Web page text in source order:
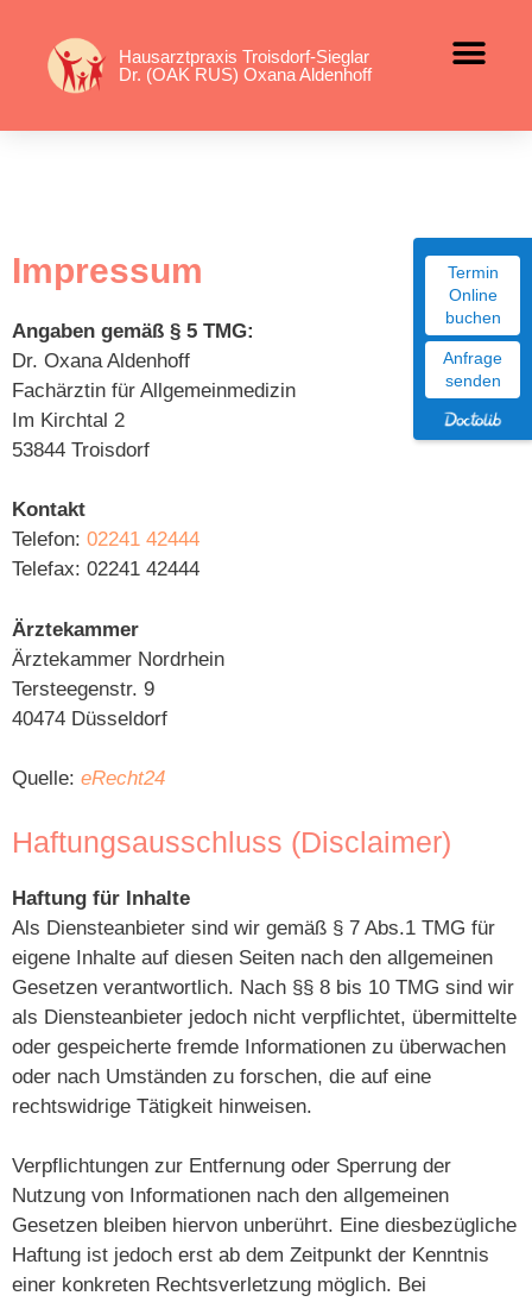
Hausarztpraxis Troisdorf-Sieglar
Dr. (OAK RUS) Oxana Aldenhoff
Termin
Online
buchen
Anfrage
senden
Impressum
Angaben gemäß § 5 TMG:
Dr. Oxana Aldenhoff
Fachärztin für Allgemeinmedizin
Im Kirchtal 2
53844 Troisdorf
Kontakt
Telefon: 02241 42444
Telefax: 02241 42444
Ärztekammer
Ärztekammer Nordrhein
Tersteegenstr. 9
40474 Düsseldorf
Quelle: eRecht24
Haftungsausschluss (Disclaimer)
Haftung für Inhalte
Als Diensteanbieter sind wir gemäß § 7 Abs.1 TMG für
eigene Inhalte auf diesen Seiten nach den allgemeinen
Gesetzen verantwortlich. Nach §§ 8 bis 10 TMG sind wir
als Diensteanbieter jedoch nicht verpflichtet, übermittelte
oder gespeicherte fremde Informationen zu überwachen
oder nach Umständen zu forschen, die auf eine
rechtswidrige Tätigkeit hinweisen.
Verpflichtungen zur Entfernung oder Sperrung der
Nutzung von Informationen nach den allgemeinen
Gesetzen bleiben hiervon unberührt. Eine diesbezügliche
Haftung ist jedoch erst ab dem Zeitpunkt der Kenntnis
einer konkreten Rechtsverletzung möglich. Bei